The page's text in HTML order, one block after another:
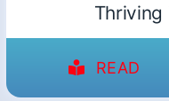
Thriving
READ